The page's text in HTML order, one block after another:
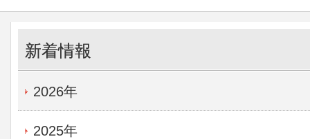
新着情報
2026年
2025年